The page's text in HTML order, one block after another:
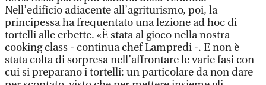
Nell’edificio adiacente all’agriturismo, poi, la
principessa ha frequentato una lezione ad hoc di
tortelli alle erbette. «È stata al gioco nella nostra
cooking class - continua chef Lampredi -. E non è
stata colta di sorpresa nell’affrontare le varie fasi con
cui si preparano i tortelli: un particolare da non dare